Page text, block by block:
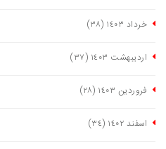
خرداد ١٤٠٣ (٣٨)
اردیبهشت ١٤٠٣ (٣٧)
فروردین ١٤٠٣ (٢٨)
اسفند ١٤٠٢ (٣٤)